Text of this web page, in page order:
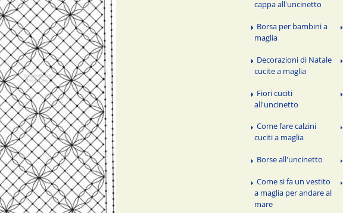
cappa all'uncinetto
Borsa per bambini a
maglia
Decorazioni di Natale
cucite a maglia
Fiori cuciti
all'uncinetto
Come fare calzini
cuciti a maglia
Borse all'uncinetto
Come si fa un vestito
a maglia per andare al
mare